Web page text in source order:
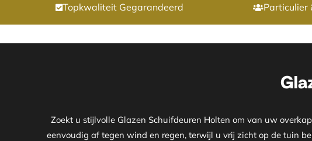
Topkwaliteit Gegarandeerd Particulier
Zoekt u stijlvolle Glazen Schuifdeuren Holten om van uw
eenvoudig af tegen wind en regen, terwijl u vrij zicht op de tuin